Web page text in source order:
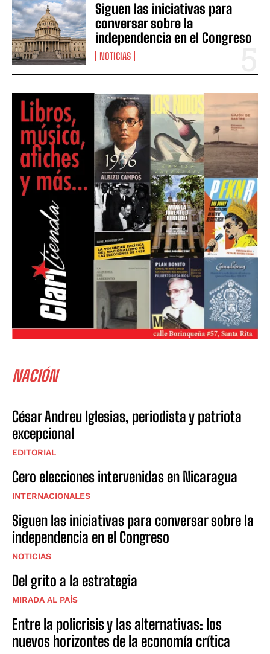
Siguen las iniciativas para
conversar sobre la
independencia en el Congreso
NOTICIAS
NACIÓN
César Andreu Iglesias, periodista y patriota
excepcional
EDITORIAL
Cero elecciones intervenidas en Nicaragua
INTERNACIONALES
Siguen las iniciativas para conversar sobre la
independencia en el Congreso
NOTICIAS
Del grito a la estrategia
MIRADA AL PAÍS
Entre la policrisis y las alternativas: los
nuevos horizontes de la economía crítica